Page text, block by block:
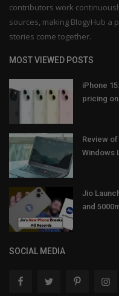
contributors work
sources, making BlogyHub a
stories come together.
MOST VIEWED POSTS
iPhone
pricing
Review
Windows
Jio
and
SOCIAL MEDIA